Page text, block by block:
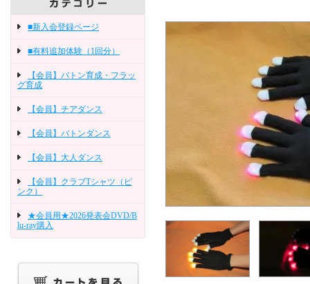
■新入会登録ページ
■有料追加体験（1回分）
【会員】バトン育成・フラッ
グ育成
【会員】チアダンス
【会員】バトンダンス
【会員】大人ダンス
【会員】クラブTシャツ（ピ
ンク）
★会員用★2026発表会DVD/B
lu-ray購入